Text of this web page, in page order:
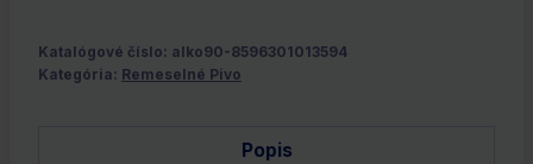
Katalógové číslo: alko90-8596301013594
Kategória: Remeselné Pivo
Popis